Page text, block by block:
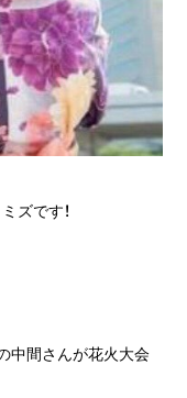
ズです！
中間さんが花火大会